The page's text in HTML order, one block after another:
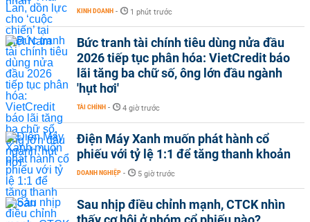
KINH DOANH - 1 phút trước
Bức tranh tài chính tiêu dùng nửa đầu
2026 tiếp tục phân hóa: VietCredit báo
lãi tăng ba chữ số, ông lớn đầu ngành
'hụt hơi'
TÀI CHÍNH - 4 giờ trước
Điện Máy Xanh muốn phát hành cổ
phiếu với tỷ lệ 1:1 để tăng thanh khoản
DOANH NGHIỆP - 5 giờ trước
Sau nhịp điều chỉnh mạnh, CTCK nhìn